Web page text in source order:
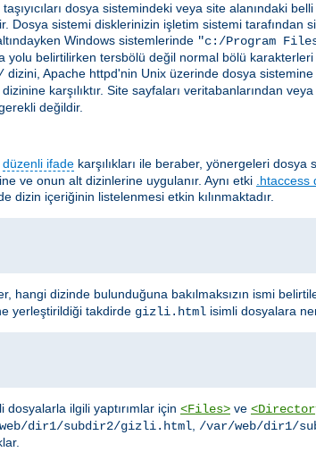
dosya sistemindeki veya site alanındaki
Dosya sistemi disklerinizin işletim sistemi
Windows sistemlerinde "c:/Program
yolu belirtilirken tersbölü değil normal bölü
dizini, Apache httpd'nin Unix üzerinde dosya
dizinine karşılıktır. Site sayfaları veritabanlarından
değildir.
düzenli ifade karşılıkları ile beraber, yönergeleri
ve onun alt dizinlerine uygulanır. Aynı etki .htaccess
dizin içeriğinin listelenmesi etkin kılınmaktadır.
hangi dizinde bulunduğuna bakılmaksızın ismi
yerleştirildiği takdirde gizli.html isimli dosyalara
ilgili yaptırımlar için <Files> ve
dir1/subdir2/gizli.html, /var/web/dir1/